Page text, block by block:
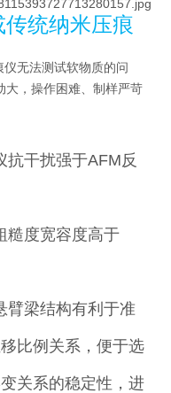
统纳米压痕
无法测试软物质的问
大，操作困难、制样严苛
抗干扰强于AFM反
糙度宽容度高于
臂梁结构有利于准
比例关系，便于选
关系的稳定性，进